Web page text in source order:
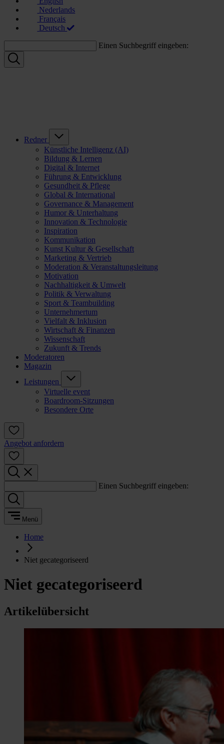
Nederlands
Français
Deutsch
Einen Suchbegriff eingeben:
Redner
Künstliche Intelligenz (AI)
Bildung & Lernen
Digital & Internet
Führung & Entwicklung
Gesundheit & Pflege
Global & International
Governance & Management
Humor & Unterhaltung
Innovation & Technologie
Inspiration
Kommunikation
Kunst Kultur & Gesellschaft
Marketing & Vertrieb
Moderation & Veranstaltungsleitung
Motivation
Nachhaltigkeit & Umwelt
Politik & Verwaltung
Sport & Teambuilding
Unternehmertum
Vielfalt & Inklusion
Wirtschaft & Finanzen
Wissenschaft
Zukunft & Trends
Moderatoren
Magazin
Leistungen
Virtuelle event
Boardroom-Sitzungen
Besondere Orte
Angebot anfordern
Einen Suchbegriff eingeben:
Menü
Home
Niet gecategoriseerd
Niet gecategoriseerd
Artikelübersicht